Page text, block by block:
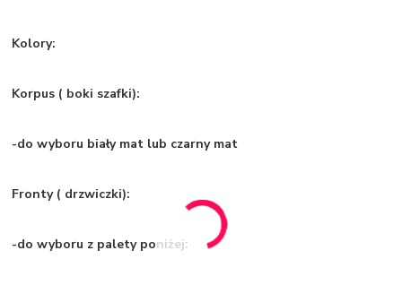
Kolory:
Korpus ( boki szafki):
-do wyboru biały mat lub czarny mat
Fronty ( drzwiczki):
-do wyboru z palety poniżej: